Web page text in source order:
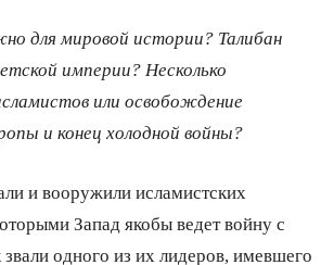
для мировой истории? Талибан
империи? Несколько
или освобождение
и конец холодной войны?
и вооружили исламистских
Запад якобы ведет войну с
одного из их лидеров, имевшего